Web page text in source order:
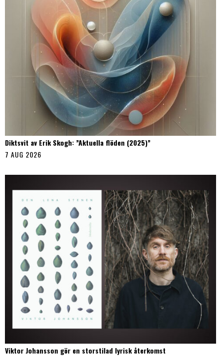
Diktsvit av Erik Skogh: ”Aktuella flöden (2025)”
7 AUG 2026
Viktor Johansson gör en storstilad lyrisk återkomst